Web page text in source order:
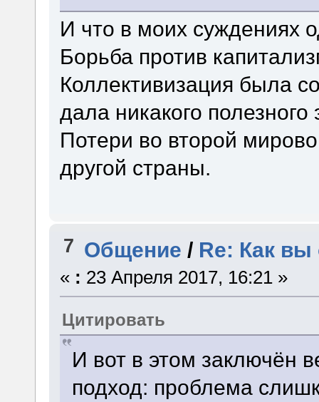
И что в моих суждениях
Борьба против
Коллективизация была
дала никакого
Потери во второй
другой страны.
7 Общение / Re: Как вы
« : 23 Апреля 2017, 16:21 »
Цитировать
И вот в этом заключён
подход: проблема